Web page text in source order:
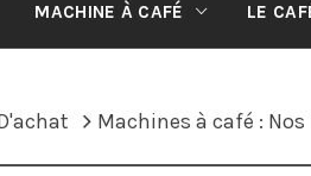
MACHINE À CAFÉ LE
Machines à café :